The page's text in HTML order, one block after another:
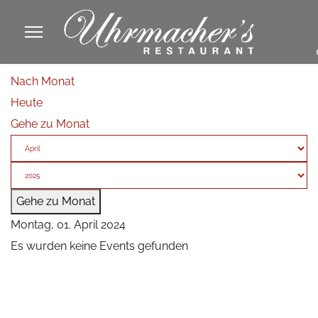
Nach Monat
Heute
Gehe zu Monat
Gehe zu Monat
Montag, 01. April 2024
Es wurden keine Events gefunden